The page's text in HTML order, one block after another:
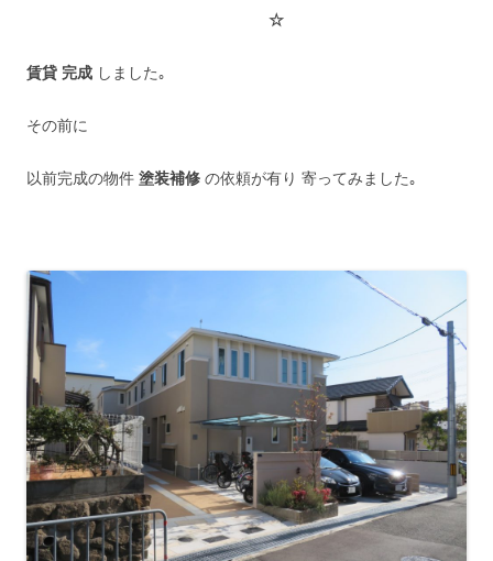
☆
賃貸 完成 しました｡
その前に
以前完成の物件 塗装補修 の依頼が有り 寄ってみました｡